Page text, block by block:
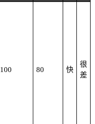
100 80 快
很
差